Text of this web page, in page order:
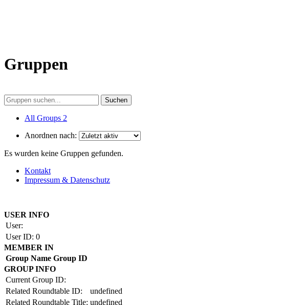
Gruppen
All Groups 2
Anordnen nach:
Es wurden keine Gruppen gefunden.
Kontakt
Impressum & Datenschutz
USER INFO
User:
User ID: 0
MEMBER IN
Group Name Group ID
GROUP INFO
Current Group ID:
Related Roundtable ID:
undefined
Related Roundtable Title: undefined